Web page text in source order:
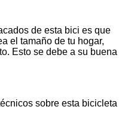
de esta bici es que
el tamaño de tu hogar,
Esto se debe a su buena
sobre esta bicicleta